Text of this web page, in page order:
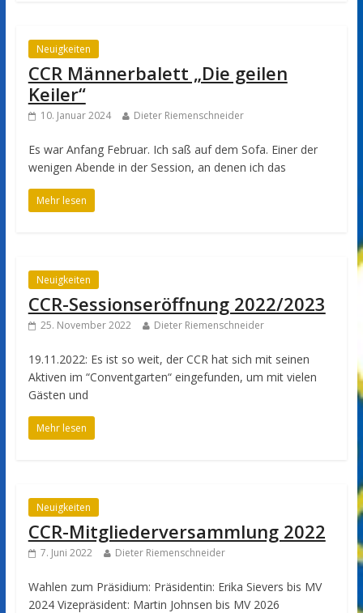
Neuigkeiten
CCR Männerbalett „Die geilen
Keiler“
10. Januar 2024 Dieter Riemenschneider
Es war Anfang Februar. Ich saß auf dem Sofa. Einer der
wenigen Abende in der Session, an denen ich das
Mehr lesen
Neuigkeiten
CCR-Sessionseröffnung 2022/2023
25. November 2022 Dieter Riemenschneider
19.11.2022: Es ist so weit, der CCR hat sich mit seinen
Aktiven im “Conventgarten“ eingefunden, um mit vielen
Gästen und
Mehr lesen
Neuigkeiten
CCR-Mitgliederversammlung 2022
7. Juni 2022 Dieter Riemenschneider
Wahlen zum Präsidium: Präsidentin: Erika Sievers bis MV
2024 Vizepräsident: Martin Johnsen bis MV 2026